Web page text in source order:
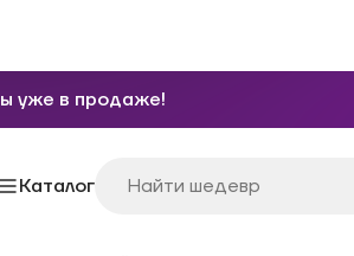
уже в продаже!
Каталог